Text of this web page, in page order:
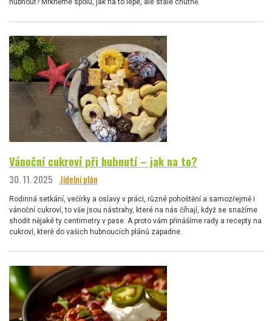
hubnout? Mrkněme spolu, jak na to lépe, ale stále chutně.
Vánoční cukroví při hubnutí – jak na to?
30. 11. 2025 Jídelní plán
Rodinná setkání, večírky a oslavy v práci, různé pohoštění a samozřejmě i
vánoční cukroví, to vše jsou nástrahy, které na nás číhají, když se snažíme
shodit nějaké ty centimetry v pase. A proto vám přinášíme rady a recepty na
cukroví, které do vašich hubnoucích plánů zapadne.